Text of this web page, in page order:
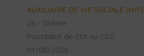
AUXILIAIRE DE VIE SOCIALE (H/F)
26 - Drôme
Possibilité de CDI ou CDD
01/08/2026